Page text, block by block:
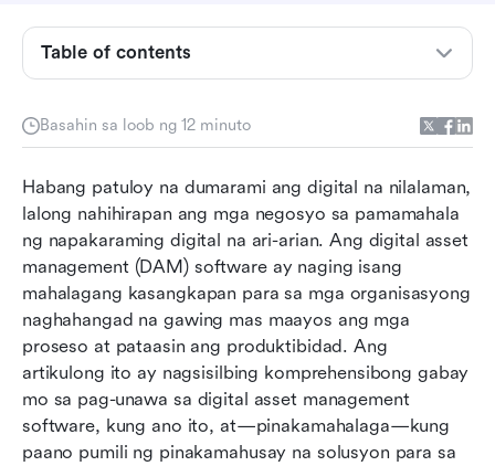
Basahin sa loob ng 12 minuto
Habang patuloy na dumarami ang digital na nilalaman,
lalong nahihirapan ang mga negosyo sa pamamahala
ng napakaraming digital na ari-arian. Ang digital asset
management (DAM) software ay naging isang
mahalagang kasangkapan para sa mga organisasyong
naghahangad na gawing mas maayos ang mga
proseso at pataasin ang produktibidad. Ang
artikulong ito ay nagsisilbing komprehensibong gabay
mo sa pag-unawa sa digital asset management
software, kung ano ito, at—pinakamahalaga—kung
paano pumili ng pinakamahusay na solusyon para sa
Table of contents
Ano ang digital asset management software?
pamamahala ng digital na asset
Nangungunang 10 mga solusyon sa software
para sa pamamahala ng digital na asset
Paano pumili ng tamang DAM software para sa
iyong mga pangangailangan
Mga Madalas Itanong
Konklusyon